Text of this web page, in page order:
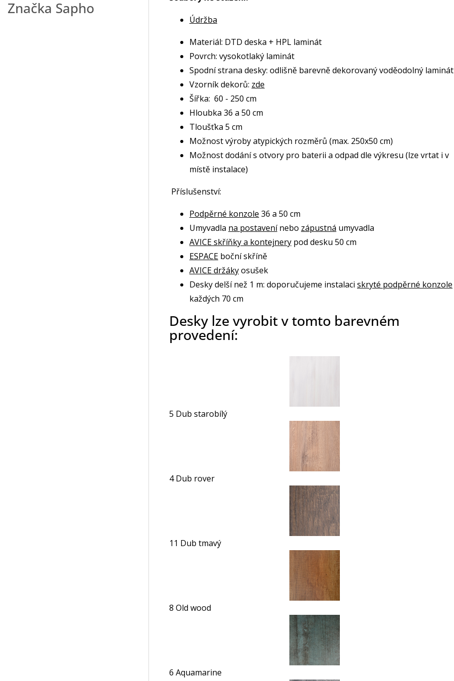
Značka Sapho
Údržba
Materiál: DTD deska + HPL laminát
Povrch: vysokotlaký laminát
Spodní strana desky: odlišně barevně dekorovaný voděodolný laminát
Vzorník dekorů: zde
Šířka: 60 - 250 cm
Hloubka 36 a 50 cm
Tloušťka 5 cm
Možnost výroby atypických rozměrů (max. 250x50 cm)
Možnost dodání s otvory pro baterii a odpad dle výkresu (lze vrtat i v
místě instalace)
Příslušenství:
Podpěrné konzole 36 a 50 cm
Umyvadla na postavenínebo zápustná umyvadla
AVICE skříňky a kontejnery pod desku 50 cm
ESPACE boční skříně
AVICE držákyosušek
Desky delší než 1 m: doporučujeme instalaci skryté podpěrné konzole
každých 70 cm
Desky lze vyrobit v tomto barevném
provedení:
5 Dub starobílý
4 Dub rover
11 Dub tmavý
8 Old wood
6 Aquamarine